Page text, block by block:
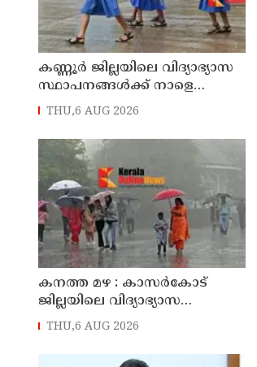
കണ്ണൂർ ജില്ലയിലെ വിദ്യാഭ്യാസ
സ്ഥാപനങ്ങള്‍ക്ക് നാളെ
(07/08/2026), അവധി
THU,6 AUG 2026
കനത്ത മഴ : കാസർകോട്
ജില്ലയിലെ വിദ്യാഭ്യാസ
സ്ഥാപനങ്ങൾക്ക് നാളെ അവധി
THU,6 AUG 2026